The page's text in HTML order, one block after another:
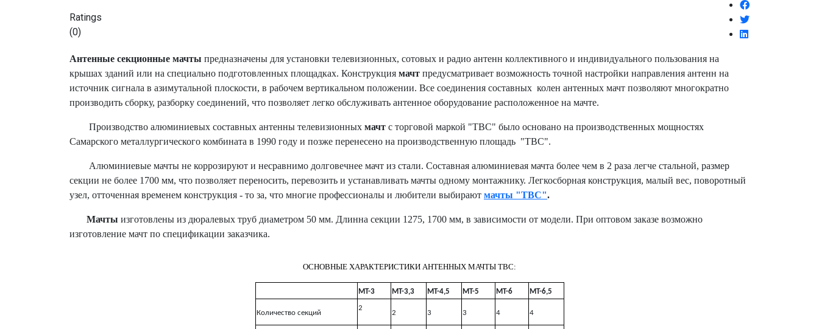
Ratings
(0)
Антенные секционные мачты предназначены для установки телевизионных, сотовых и радио антенн коллективного и индивидуального пользования на
крышах зданий или на специально подготовленных площадках. Конструкция мачт предусматривает возможность точной настройки направления антенн на
источник сигнала в азимутальной плоскости, в рабочем вертикальном положении. Все соединения составных колен антенных мачт позволяют многократно
производить сборку, разборку соединений, что позволяет легко обслуживать антенное оборудование расположенное на мачте.
Производство алюминиевых составных антенны телевизионных мачт с торговой маркой "ТВС" было основано на производственных мощностях
Самарского металлургического комбината в 1990 году и позже перенесено на производственную площадь "ТВС".
Алюминиевые мачты не коррозируют и несравнимо долговечнее мачт из стали. Составная алюминиевая мачта более чем в 2 раза легче стальной, размер
секции не более 1700 мм, что позволяет переносить, перевозить и устанавливать мачты одному монтажнику. Легкосборная конструкция, малый вес, поворотный
узел, отточенная временем конструкция - то за, что многие профессионалы и любители выбирают мачты "ТВС".
Мачты изготовлены из дюралевых труб диаметром 50 мм. Длинна секции 1275, 1700 мм, в зависимости от модели. При оптовом заказе возможно
изготовление мачт по спецификации заказчика.
ОСНОВНЫЕ ХАРАКТЕРИСТИКИ АНТЕННЫХ МАЧТЫ ТВС:
МТ-3 МТ-3,3 МТ-4,5 МТ-5 МТ-6 МТ-6,5
Количество секций
2
2 3 3 4 4